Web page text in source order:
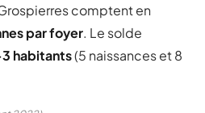
comptent en
par foyer. Le solde
habitants(5 naissances et 8